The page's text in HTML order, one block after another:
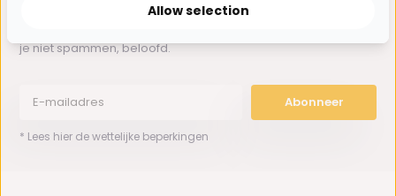
je niet spammen, beloofd.
Abonneer
* Lees hier de wettelijke beperkingen
Allow selection